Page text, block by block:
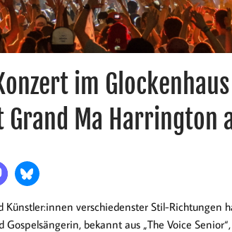
im
Ma Harrington
verschiedenster Stil-Richtungen
Gospelsängerin, bekannt aus „The Voice